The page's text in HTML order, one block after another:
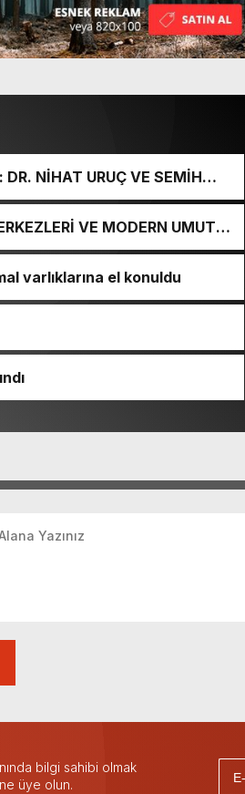
NİHAT URUÇ VE SEMİH
VE MODERN UMUT
varlıklarına el konuldu
bilgi sahibi olmak
üye olun.